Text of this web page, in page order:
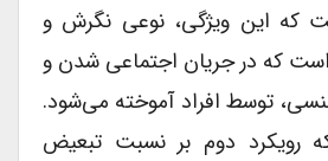
که این ویژگی، نوعی نگرش و
که در جریان اجتماعی شدن و
توسط افراد آموخته می‌شود.
رویکرد دوم بر نسبت تبعیض